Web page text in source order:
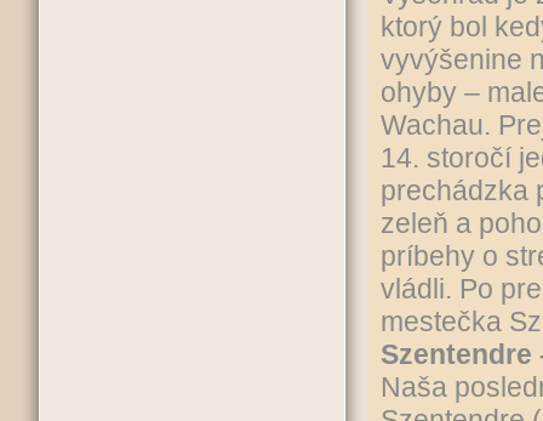
ktorý bol
vyvýšenine
ohyby –
Wachau.
14. storočí
prechádzka
zeleň a
príbehy o
vládli. Po
mestečka
Szentendre
Naša